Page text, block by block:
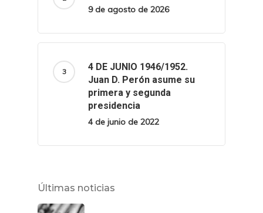
9 de agosto de 2026
4 DE JUNIO 1946/1952.
Juan D. Perón asume su
primera y segunda
presidencia
4 de junio de 2022
Últimas noticias